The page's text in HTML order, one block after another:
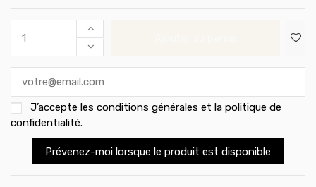
J’accepte les conditions générales et la politique de
confidentialité.
Prévenez-moi lorsque le produit est disponible